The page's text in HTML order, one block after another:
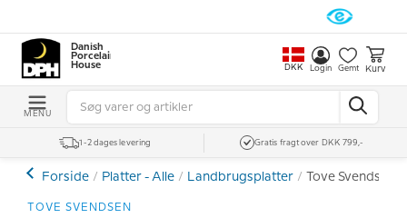
Danish
Porcelain
House
DKK Login Gemt Kurv
MENU
1-2 dages levering Gratis fragt over DKK 799,-
Forside Platter - Alle Landbrugsplatter Tove Svendsen
TOVE SVENDSEN